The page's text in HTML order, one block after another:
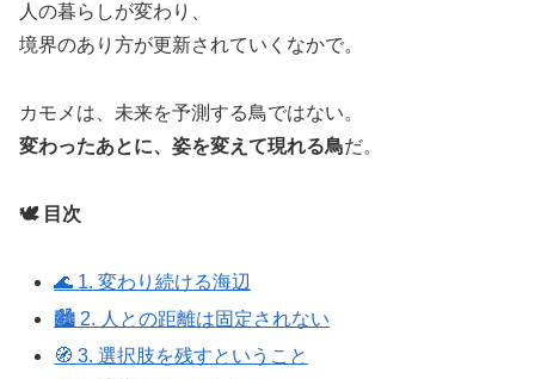
人の暮らしが変わり、
境界のあり方が更新されていくなかで。
カモメは、未来を予測する鳥ではない。
変わったあとに、姿を変えて現れる鳥だ。
🕊️ 目次
🌊 1. 変わり続ける海辺
🏙️ 2. 人との距離は固定されない
🧭 3. 選択肢を残すということ